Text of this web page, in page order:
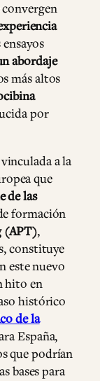
abordaje
más altos
por
a la
que
de las
formación
(APT),
constituye
este nuevo
hito en
histórico
de la
España,
que podrían
bases para